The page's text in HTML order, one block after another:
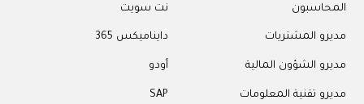
المحاسبون
مديرو المشتريات
مديرو الشؤون المالية
مديرو تقنية المعلومات
نت سويت
دايناميكس 365
أودو
SAP